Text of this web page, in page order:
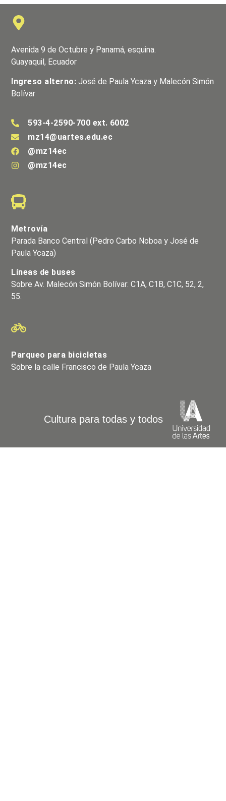
Avenida 9 de Octubre y Panamá, esquina.
Guayaquil, Ecuador
Ingreso alterno: José de Paula Ycaza y Malecón Simón
Bolívar
593-4-2590-700 ext. 6002
mz14@uartes.edu.ec
@mz14ec
@mz14ec
Metrovía
Parada Banco Central (Pedro Carbo Noboa y José de
Paula Ycaza)
Líneas de buses
Sobre Av. Malecón Simón Bolívar: C1A, C1B, C1C, 52, 2,
55.
Parqueo para bicicletas
Sobre la calle Francisco de Paula Ycaza
Cultura para todas y todos